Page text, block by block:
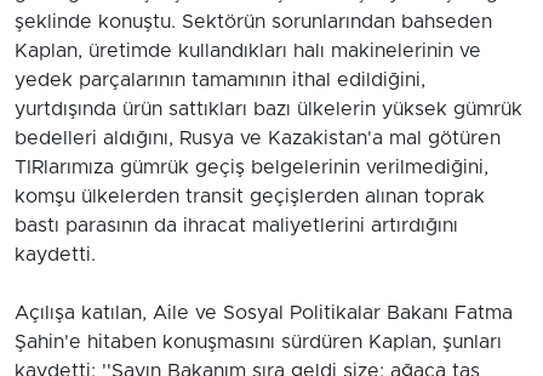
şeklinde konuştu. Sektörün sorunlarından bahseden
Kaplan, üretimde kullandıkları halı makinelerinin ve
yedek parçalarının tamamının ithal edildiğini,
yurtdışında ürün sattıkları bazı ülkelerin yüksek gümrük
bedelleri aldığını, Rusya ve Kazakistan'a mal götüren
TIRlarımıza gümrük geçiş belgelerinin verilmediğini,
komşu ülkelerden transit geçişlerden alınan toprak
bastı parasının da ihracat maliyetlerini artırdığını
kaydetti.
Açılışa katılan, Aile ve Sosyal Politikalar Bakanı Fatma
Şahin'e hitaben konuşmasını sürdüren Kaplan, şunları
kaydetti: ''Sayın Bakanım sıra geldi size; ağaca taş